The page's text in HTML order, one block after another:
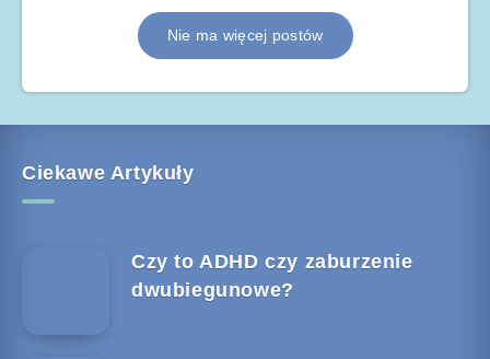
Nie ma więcej postów
Ciekawe Artykuły
Czy to ADHD czy zaburzenie
dwubiegunowe?